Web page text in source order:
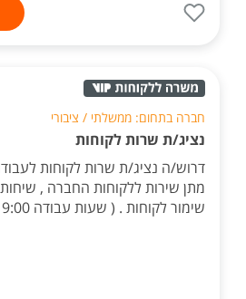
חברה בתחום: ממשלתי / ציבורי
נציג/ת שרות לקוחות
דרוש/ה נציג/ת שרות לקוחות
מתן שירות ללקוחות החברה , שיחות
שימור לקוחות . ( שעות עבודה 9:00 - 16:00)